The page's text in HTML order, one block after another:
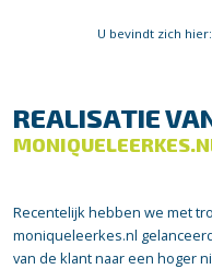
U bevindt zich hier:
REALISATIE
Recentelijk hebben we met
moniqueleerkes.nl
van de klant naar een hoger